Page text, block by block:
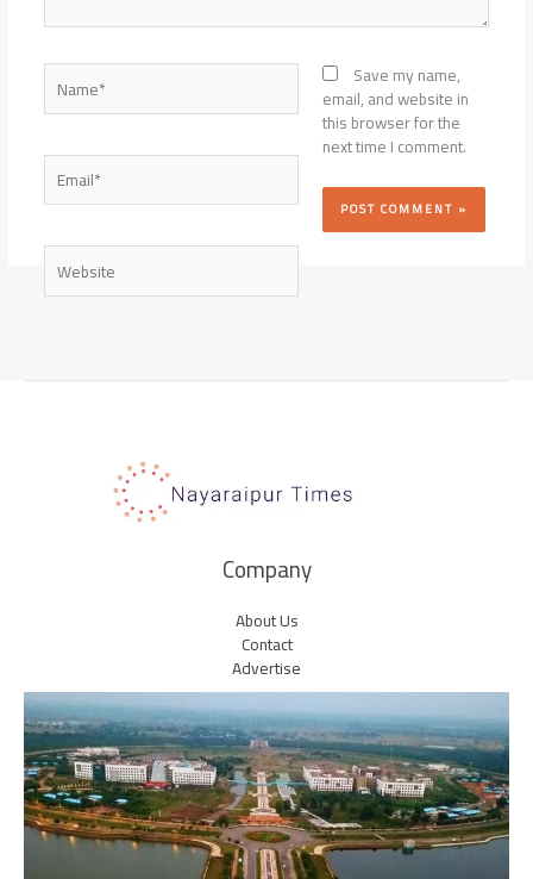
Name*
Email*
Website
Save my name,
email, and website in
this browser for the
next time I comment.
Company
About Us
Contact
Advertise